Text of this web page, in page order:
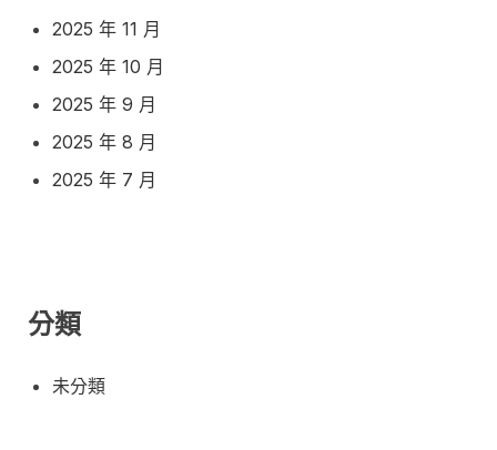
2025 年 11 月
2025 年 10 月
2025 年 9 月
2025 年 8 月
2025 年 7 月
分類
未分類